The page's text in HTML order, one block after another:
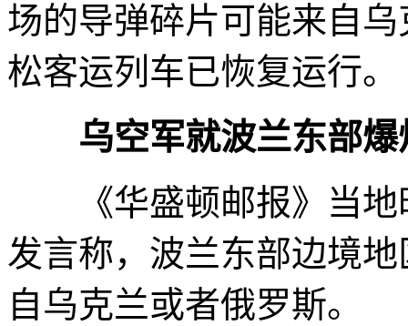
场的导弹碎片可能来自
松客运列车已恢复运行。
乌空军就波兰东部
《华盛顿邮报》当地
发言称，波兰东部边境
自乌克兰或者俄罗斯。